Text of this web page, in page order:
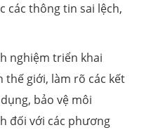
các thông tin sai lệch,
nghiệm triển khai
thế giới, làm rõ các kết
bảo vệ môi
đối với các phương